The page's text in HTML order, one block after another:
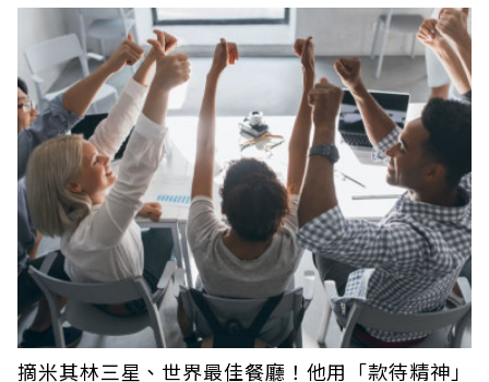
摘米其林三星、世界最佳餐廳！他用「款待精神」